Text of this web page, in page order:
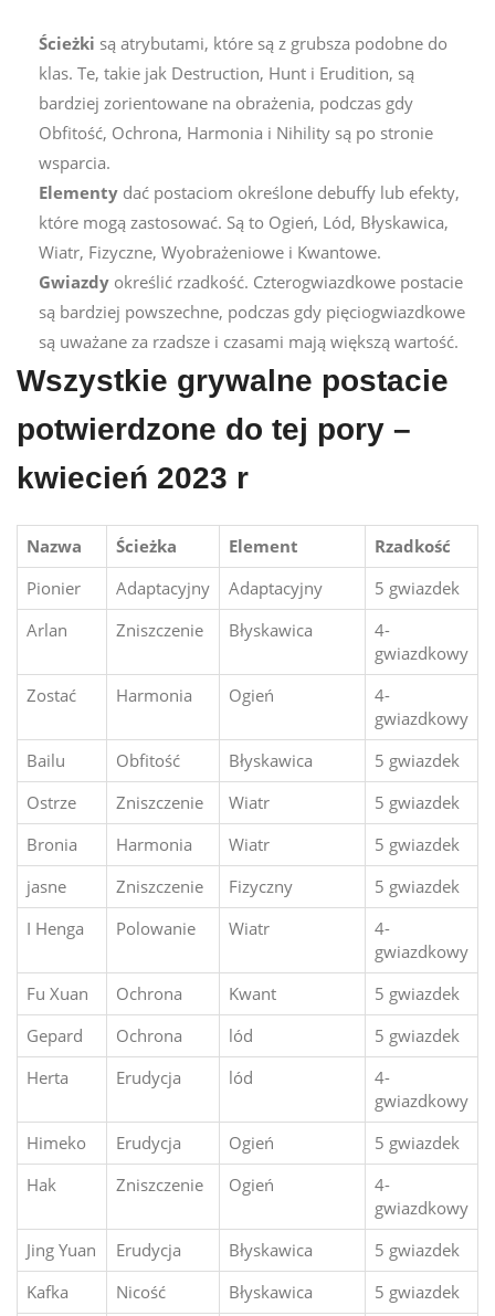
Ścieżki są atrybutami, które są z grubsza podobne do
klas. Te, takie jak Destruction, Hunt i Erudition, są
bardziej zorientowane na obrażenia, podczas gdy
Obfitość, Ochrona, Harmonia i Nihility są po stronie
wsparcia.
Elementy dać postaciom określone debuffy lub efekty,
które mogą zastosować. Są to Ogień, Lód, Błyskawica,
Wiatr, Fizyczne, Wyobrażeniowe i Kwantowe.
Gwiazdy określić rzadkość. Czterogwiazdkowe postacie
są bardziej powszechne, podczas gdy pięciogwiazdkowe
są uważane za rzadsze i czasami mają większą wartość.
Wszystkie grywalne postacie
potwierdzone do tej pory –
kwiecień 2023 r
Nazwa Ścieżka Element
Rzadkość
Pionier
Adaptacyjny Adaptacyjny
5 gwiazdek
Arlan
Zniszczenie Błyskawica
4-
gwiazdkowy
Zostać
Harmonia Ogień
4-
gwiazdkowy
Bailu
Obfitość Błyskawica
5 gwiazdek
Ostrze
Zniszczenie Wiatr
5 gwiazdek
Bronia
Harmonia Wiatr
5 gwiazdek
jasne
Zniszczenie Fizyczny
5 gwiazdek
I Henga
Polowanie Wiatr
4-
gwiazdkowy
Fu Xuan
Ochrona Kwant
5 gwiazdek
Gepard
Ochrona lód
5 gwiazdek
Herta
Erudycja lód
4-
gwiazdkowy
Himeko
Erudycja Ogień
5 gwiazdek
Hak
Zniszczenie Ogień
4-
gwiazdkowy
Jing Yuan
Erudycja Błyskawica
5 gwiazdek
Kafka
Nicość Błyskawica 5 gwiazdek